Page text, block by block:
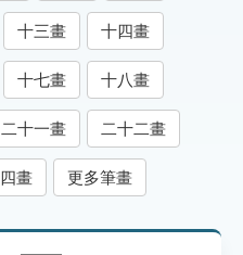
十三畫 十四畫
十七畫 十八畫
二十一畫 二十二畫
畫 更多筆畫